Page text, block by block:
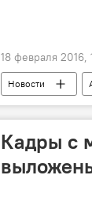
18 февраля 2016,
Новости
Кадры с